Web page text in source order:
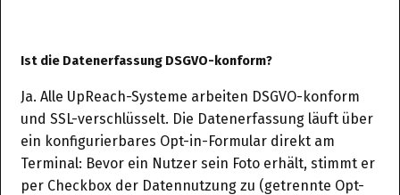
Ist die Datenerfassung DSGVO-konform?
Ja. Alle UpReach-Systeme arbeiten DSGVO-konform
und SSL-verschlüsselt. Die Datenerfassung läuft über
ein konfigurierbares Opt-in-Formular direkt am
Terminal: Bevor ein Nutzer sein Foto erhält, stimmt er
per Checkbox der Datennutzung zu (getrennte Opt-